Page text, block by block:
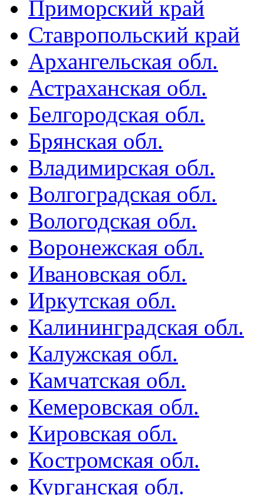
Приморский край
Ставропольский край
Архангельская обл.
Астраханская обл.
Белгородская обл.
Брянская обл.
Владимирская обл.
Волгоградская обл.
Вологодская обл.
Воронежская обл.
Ивановская обл.
Иркутская обл.
Калининградская обл.
Калужская обл.
Камчатская обл.
Кемеровская обл.
Кировская обл.
Костромская обл.
Курганская обл.